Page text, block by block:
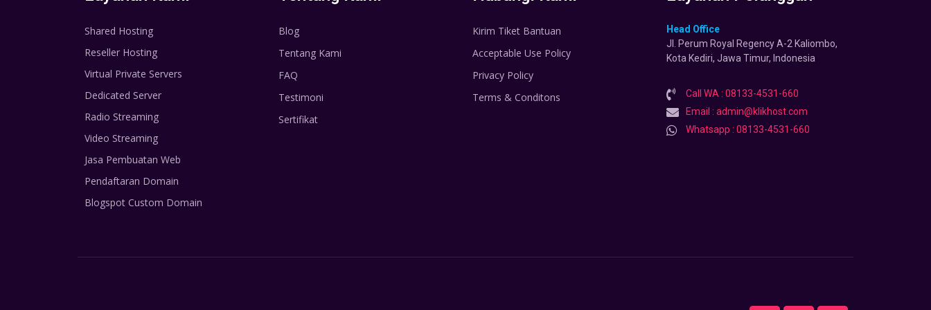
Shared Hosting
Reseller Hosting
Virtual Private Servers
Dedicated Server
Radio Streaming
Video Streaming
Jasa Pembuatan Web
Pendaftaran Domain
Blogspot Custom Domain
Blog
Tentang Kami
FAQ
Testimoni
Sertifikat
Kirim Tiket Bantuan
Acceptable Use Policy
Privacy Policy
Terms & Conditons
Head Office
Jl. Perum Royal Regency A-2 Kaliombo,
Kota Kediri, Jawa Timur, Indonesia
Call WA : 08133-4531-660
Email : admin@klikhost.com
Whatsapp : 08133-4531-660